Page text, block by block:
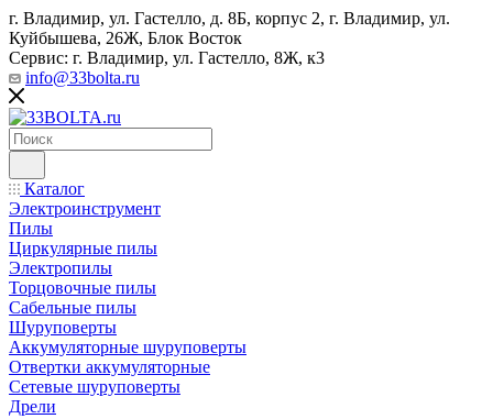
г. Владимир, ул. Гастелло, д. 8Б, корпус 2, г. Владимир, ул. ​
Куйбышева, 26Ж, Блок Восток
Сервис: г. Владимир, ул. Гастелло, 8Ж, к3
info@33bolta.ru
Каталог
Электроинструмент
Пилы
Циркулярные пилы
Электропилы
Торцовочные пилы
Сабельные пилы
Шуруповерты
Аккумуляторные шуруповерты
Отвертки аккумуляторные
Сетевые шуруповерты
Дрели